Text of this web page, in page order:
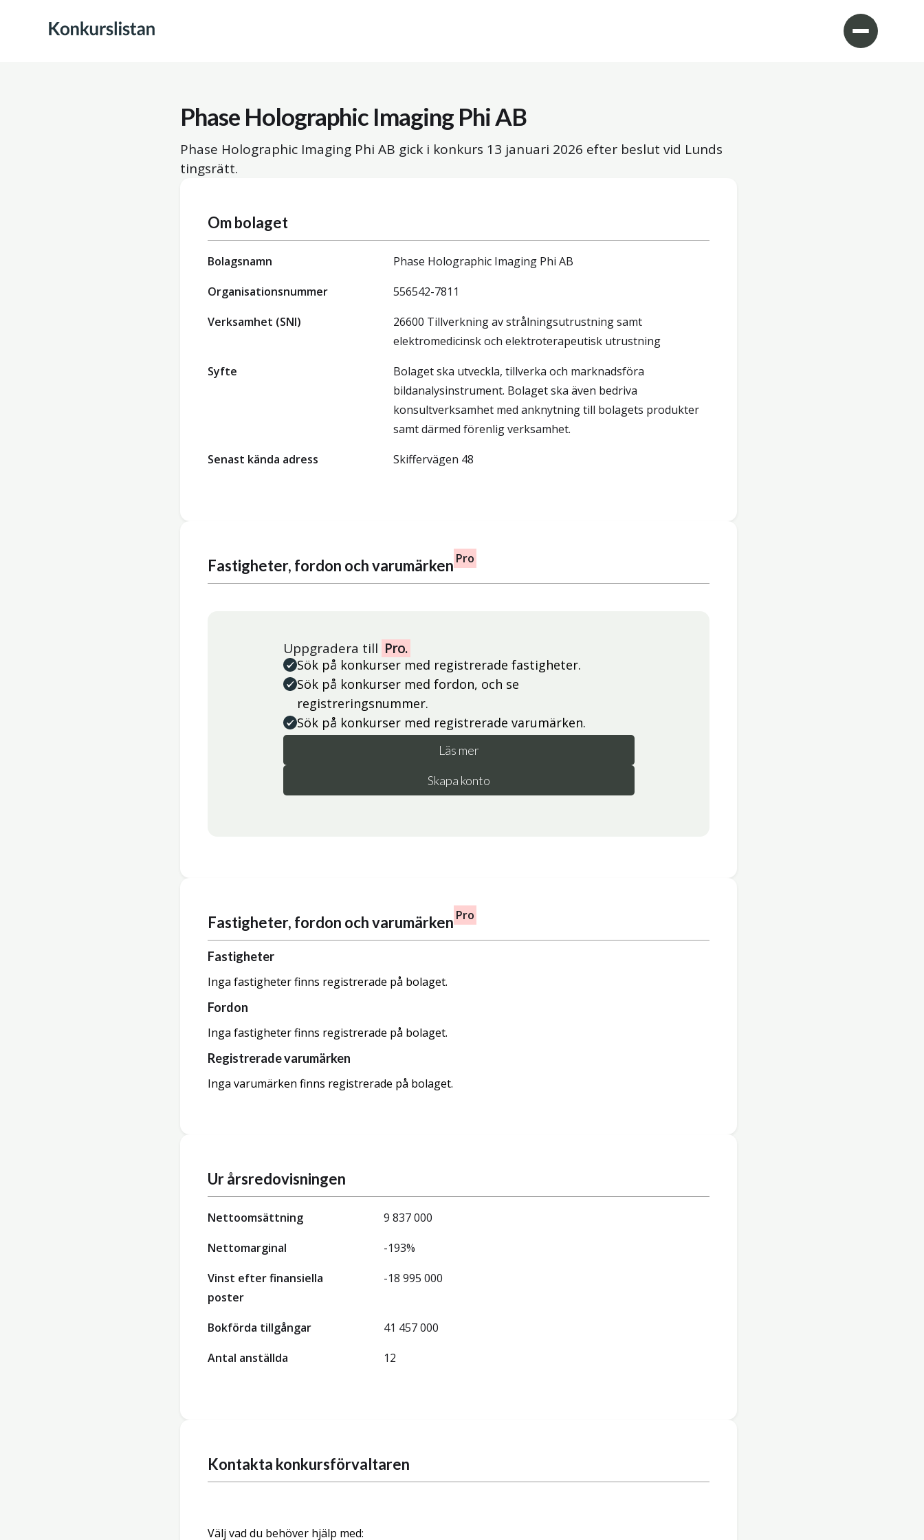
Phase Holographic Imaging Phi AB
Phase Holographic Imaging Phi AB gick i konkurs 13 januari 2026 efter beslut vid Lunds
tingsrätt.
Om bolaget
Bolagsnamn
Phase Holographic Imaging Phi AB
Organisationsnummer
556542-7811
Verksamhet (SNI)
26600 Tillverkning av strålningsutrustning samt
elektromedicinsk och elektroterapeutisk utrustning
Syfte
Bolaget ska utveckla, tillverka och marknadsföra
bildanalysinstrument. Bolaget ska även bedriva
konsultverksamhet med anknytning till bolagets produkter
samt därmed förenlig verksamhet.
Senast kända adress
Skiffervägen 48
Fastigheter, fordon och varumärken Pro
Uppgradera till Pro.
Sök på konkurser med registrerade fastigheter.
Sök på konkurser med fordon, och se
registreringsnummer.
Sök på konkurser med registrerade varumärken.
Läs mer
Skapa konto
Fastigheter, fordon och varumärken Pro
Fastigheter
Inga fastigheter finns registrerade på bolaget.
Fordon
Inga fastigheter finns registrerade på bolaget.
Registrerade varumärken
Inga varumärken finns registrerade på bolaget.
Ur årsredovisningen
Nettoomsättning
9 837 000
Nettomarginal
-193%
Vinst efter finansiella
poster
-18 995 000
Bokförda tillgångar
41 457 000
Antal anställda
12
Kontakta konkursförvaltaren
Välj vad du behöver hjälp med: